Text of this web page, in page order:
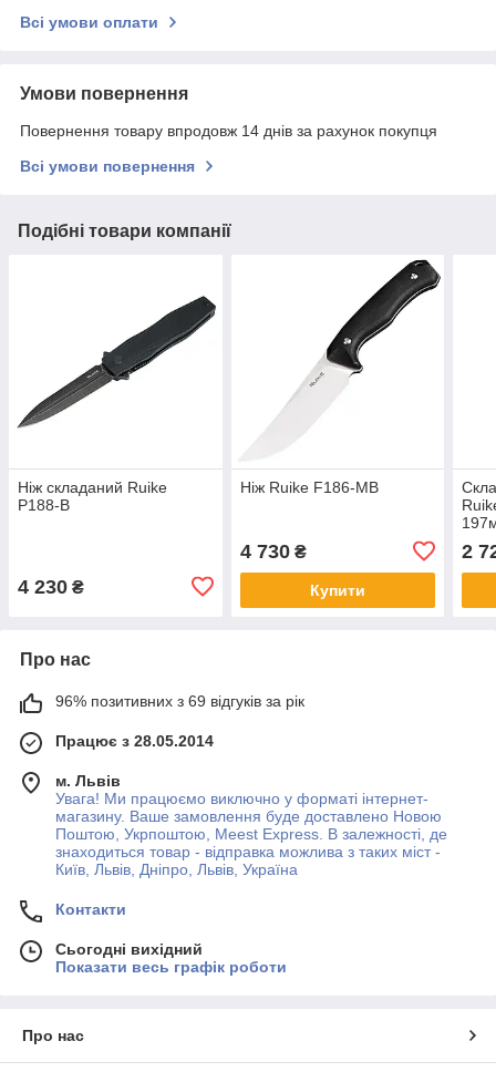
Всі умови оплати
Умови повернення
Повернення товару впродовж 14 днів за рахунок покупця
Всі умови повернення
Подібні товари компанії
Ніж складаний Ruike
P188-B
4 230 ₴
Ніж Ruike F186-MB
4 730₴
Купити
2
Про нас
96% позитивних з 69 відгуків за рік
Працює з 28.05.2014
м. Львів
Увага! Ми працюємо виключно у форматі інтернет-
магазину. Ваше замовлення буде доставлено Новою
Поштою, Укрпоштою, Meest Express. В залежності, де
знаходиться товар - відправка можлива з таких міст -
Київ, Львів, Дніпро, Львів, Україна
Контакти
Сьогодні вихідний
Показати весь графік роботи
Про нас